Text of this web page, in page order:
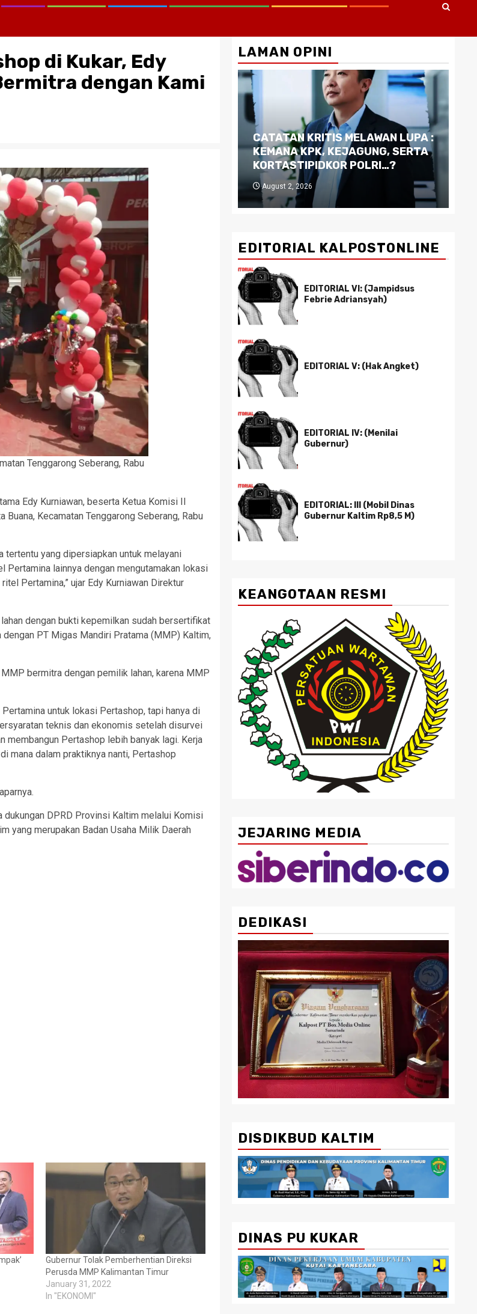
di Kukar, Edy
dengan Kami
Tenggarong Seberang, Rabu
Edy Kurniawan, beserta Ketua Komisi II
Kecamatan Tenggarong Seberang, Rabu
tertentu yang dipersiapkan untuk melayani
Pertamina lainnya dengan mengutamakan lokasi
Pertamina,” ujar Edy Kurniawan Direktur
dengan bukti kepemilkan sudah bersertifikat
PT Migas Mandiri Pratama (MMP) Kaltim,
bermitra dengan pemilik lahan, karena MMP
untuk lokasi Pertashop, tapi hanya di
teknis dan ekonomis setelah disurvei
membangun Pertashop lebih banyak lagi. Kerja
mana dalam praktiknya nanti, Pertashop
dukungan DPRD Provinsi Kaltim melalui Komisi
yang merupakan Badan Usaha Milik Daerah
Gubernur Tolak Pemberhentian Direksi
Perusda MMP Kalimantan Timur
January 31, 2022
In "EKONOMI"
LAMAN OPINI
CATATAN KRITIS MELAWAN LUPA :
KEMANA KPK, KEJAGUNG, SERTA
KORTASTIPIDKOR POLRI…?
August 2, 2026
EDITORIAL KALPOSTONLINE
EDITORIAL VI: (Jampidsus
Febrie Adriansyah)
EDITORIAL V: (Hak Angket)
EDITORIAL IV: (Menilai
Gubernur)
EDITORIAL: III (Mobil Dinas
Gubernur Kaltim Rp8,5 M)
KEANGOTAAN RESMI
JEJARING MEDIA
DEDIKASI
DISDIKBUD KALTIM
DINAS PU KUKAR